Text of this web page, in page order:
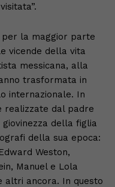
per la maggior parte
vicende della vita
messicana, alla
trasformata in
internazionale. In
realizzate dal padre
della figlia
della sua epoca:
Weston,
Manuel e Lola
altri ancora. In questo